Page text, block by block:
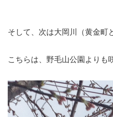
そして、次は大岡川（黄金町
こちらは、野毛山公園よりも